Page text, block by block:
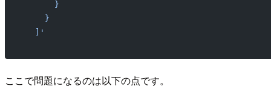
      }
    }
  ]'
ここで問題になるのは以下の点です。